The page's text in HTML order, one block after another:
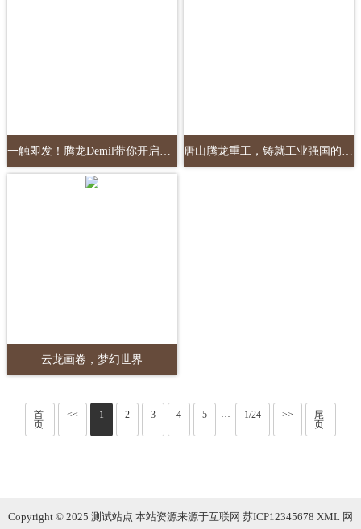
一触即发！腾龙Demil带你开启全新篇章 唐山腾龙重工，铸就工业强国的坚实基石
云龙画卷，梦幻世界
首
页
<< 1 2 3 4 5 ··· 1/24 >>
尾
页
Copyright © 2025 测试站点 本站资源来源于互联网 苏ICP12345678 XML 网